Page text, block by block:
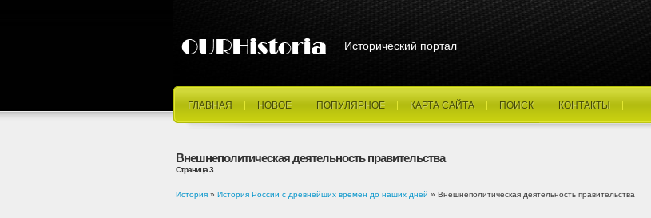
Исторический портал
ГЛАВНАЯ НОВОЕ ПОПУЛЯРНОЕ КАРТА САЙТА ПОИСК КОНТАКТЫ
Внешнеполитическая деятельность правительства
Страница 3
История » История России с древнейших времен до наших дней » Внешнеполитическая деятельность правительства